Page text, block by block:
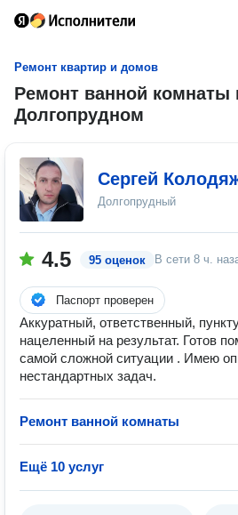
Ремонт квартир и домов
Ремонт ванной комнаты
Долгопрудном
Сергей
Долгопрудный
4.5 95 оценок В сети 8 ч.
Паспорт проверен
Аккуратный, ответственный,
нацеленный на результат. Готов
самой сложной ситуации . Имею
нестандартных задач.
Ремонт ванной комнаты
Ещё 10 услуг